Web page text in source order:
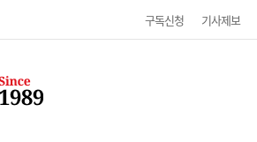
구독신청 기사제보